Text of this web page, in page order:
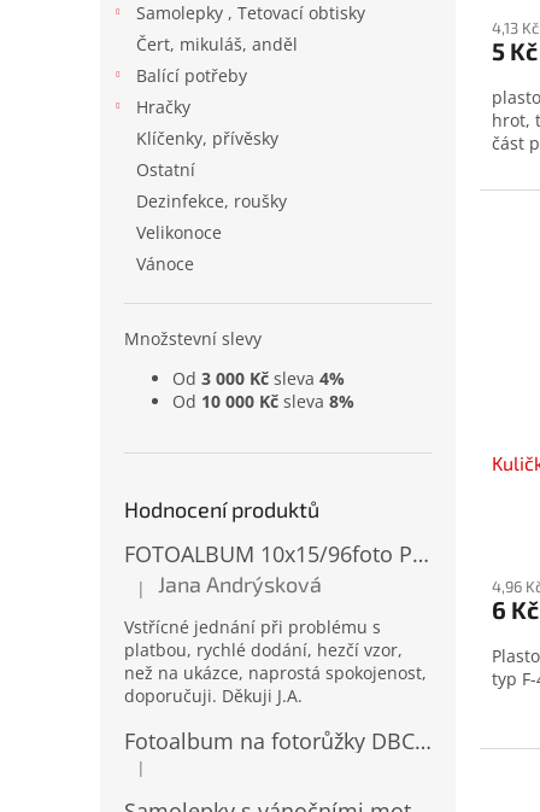
Samolepky , Tetovací obtisky
Čert, mikuláš, anděl
Balící potřeby
Hračky
Klíčenky, přívěsky
Ostatní
Dezinfekce, roušky
Velikonoce
Vánoce
Množstevní slevy
Od 3 000 Kč sleva 4%
Od 10 000 Kč sleva 8%
Hodnocení produktů
FOTOALBUM 10x15/96foto PP-4696 MIX
Hodnocení produktu je 5 z 5 hvězdiček.
| Jana Andrýsková
Vstřícné jednání při problému s
platbou, rychlé dodání, hezčí vzor,
než na ukázce, naprostá spokojenost,
doporučuji. Děkuji J.A.
Fotoalbum na fotorůžky DBCL-30 Homage 2
Hodnocení produktu je 5 z 5 hvězdiček.
|
4,13
5 Kč
hrot,
část
4,96
6 Kč
typ F-